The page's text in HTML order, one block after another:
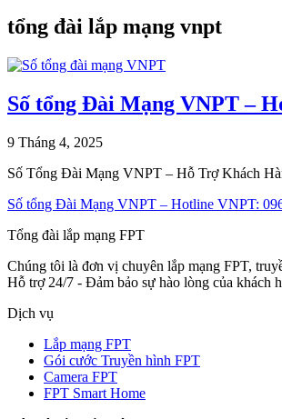
tổng đài lắp mạng vnpt
Số tổng Đài Mạng VNPT –
9 Tháng 4, 2025
Số Tổng Đài Mạng VNPT – Hỗ Trợ Khách
Số tổng Đài Mạng VNPT – Hotline VNPT:
Tổng đài lắp mạng FPT
Chúng tôi là đơn vị chuyên lắp mạng FPT,
Hỗ trợ 24/7 - Đảm bảo sự hào lòng của khách
Dịch vụ
Lắp mạng FPT
Gói cước Truyền hình FPT
Camera FPT
FPT Smart Home